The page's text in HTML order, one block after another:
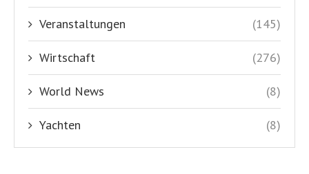
Veranstaltungen (145)
Wirtschaft (276)
World News (8)
Yachten (8)